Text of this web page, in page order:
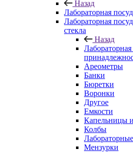
Назад
Лабораторная
Лабораторная
стекла
Назад
Ареометры
Банки
Бюретки
Воронки
Другое
Емкости
Капельницы
Колбы
Мензурки